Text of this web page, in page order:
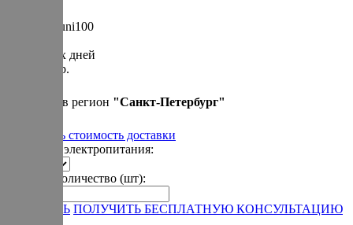
Артикул: uni100
30 рабочих дней
1 200 000 р.
Привезем в регион "Санкт-Петербург"
Рассчитать стоимость доставки
Варианты электропитания:
Укажите количество (шт):
ЗАКАЗАТЬ ПОЛУЧИТЬ БЕСПЛАТНУЮ КОНСУЛЬТАЦИЮ